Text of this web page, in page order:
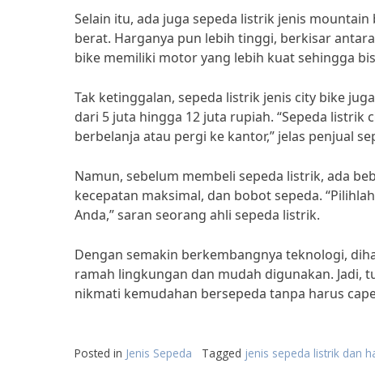
Selain itu, ada juga sepeda listrik jenis
berat. Harganya pun lebih tinggi, berkisar
bike memiliki motor yang lebih kuat sehingga
Tak ketinggalan, sepeda listrik jenis city bike
dari 5 juta hingga 12 juta rupiah. “Sepeda
berbelanja atau pergi ke kantor,” jelas penjual
Namun, sebelum membeli sepeda listrik, ada
kecepatan maksimal, dan bobot sepeda.
Anda,” saran seorang ahli sepeda listrik.
Dengan semakin berkembangnya teknologi,
ramah lingkungan dan mudah digunakan. Jadi,
nikmati kemudahan bersepeda tanpa harus
Posted in Jenis Sepeda Tagged jenis sepeda listrik dan